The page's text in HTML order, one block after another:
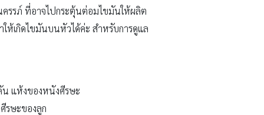
รรภ์ ที่อาจไปกระตุ้นต่อมไขมันให้ผลิต
ห้เกิดไขมันบนหัวได้ค่ะ สำหรับการดูแล
น แห้งของหนังศีรษะ
รษะของลูก